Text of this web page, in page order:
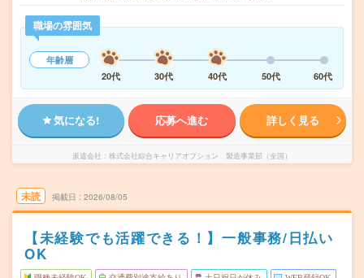
職場の雰囲気
年齢層
20代
30代 40代 50代 60代
気になる! 応募へ進む 詳しく見る
派遣会社 株式会社綜合キャリアオプション 製造事業部（全国）
未読 掲載日 2026/08/05
【未経験でも活躍できる！】一般事務/日払い
OK